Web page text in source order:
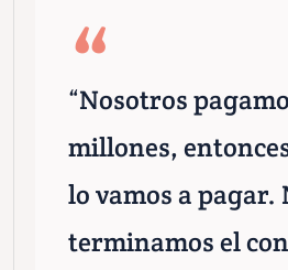
“Nosotros
millones,
lo vamos a pagar.
terminamos el